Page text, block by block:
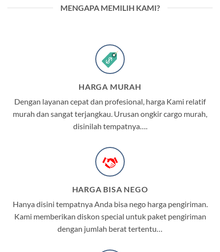
MENGAPA MEMILIH KAMI?
HARGA MURAH
Dengan layanan cepat dan profesional, harga Kami relatif
murah dan sangat terjangkau. Urusan ongkir cargo murah,
disinilah tempatnya….
HARGA BISA NEGO
Hanya disini tempatnya Anda bisa nego harga pengiriman.
Kami memberikan diskon special untuk paket pengiriman
dengan jumlah berat tertentu…